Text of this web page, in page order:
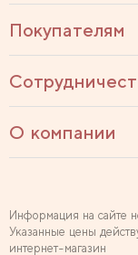
Покупателям
О компании
Информация на сайте
Указанные цены
интернет-магазин